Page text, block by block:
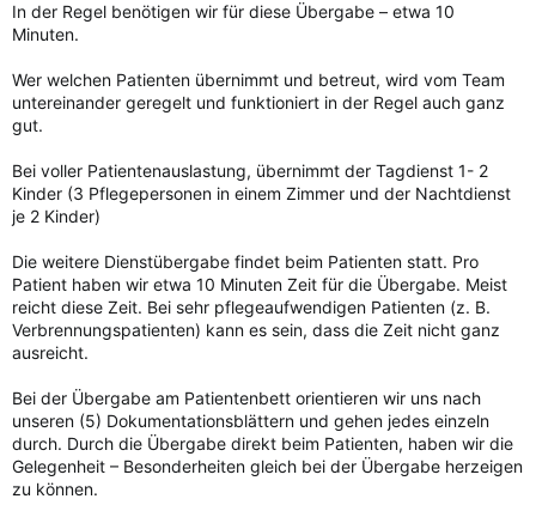
In der Regel benötigen wir für diese Übergabe – etwa 10
Minuten.
Wer welchen Patienten übernimmt und betreut, wird vom Team
untereinander geregelt und funktioniert in der Regel auch ganz
gut.
Bei voller Patientenauslastung, übernimmt der Tagdienst 1- 2
Kinder (3 Pflegepersonen in einem Zimmer und der Nachtdienst
je 2 Kinder)
Die weitere Dienstübergabe findet beim Patienten statt. Pro
Patient haben wir etwa 10 Minuten Zeit für die Übergabe. Meist
reicht diese Zeit. Bei sehr pflegeaufwendigen Patienten (z. B.
Verbrennungspatienten) kann es sein, dass die Zeit nicht ganz
ausreicht.
Bei der Übergabe am Patientenbett orientieren wir uns nach
unseren (5) Dokumentationsblättern und gehen jedes einzeln
durch. Durch die Übergabe direkt beim Patienten, haben wir die
Gelegenheit – Besonderheiten gleich bei der Übergabe herzeigen
zu können.